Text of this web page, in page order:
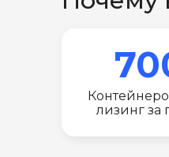
лизинг за